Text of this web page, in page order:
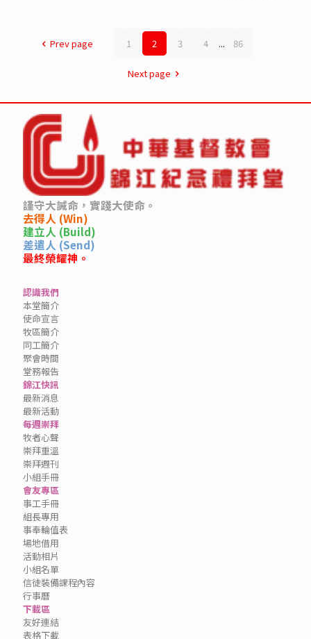
Prev page 1 2 3 4 ... 86
Next page
謹守大誡命，實踐大使命。
去得人 (Win)
建立人 (Build)
差遣人 (Send)
最終榮耀神。
認識我們
本堂簡介
使命宣言
牧區簡介
同工簡介
聚會時間
堂務報告
錦江快訊
最新消息
最新活動
每週崇拜
牧者心聲
崇拜重溫
崇拜週刊
小組手冊
會友專區
事工手冊
組長專用
事奉輪值表
場地借用
活動相片
小組名單
信徒裝備課程內容
行事曆
下載區
友好連結
表格下載